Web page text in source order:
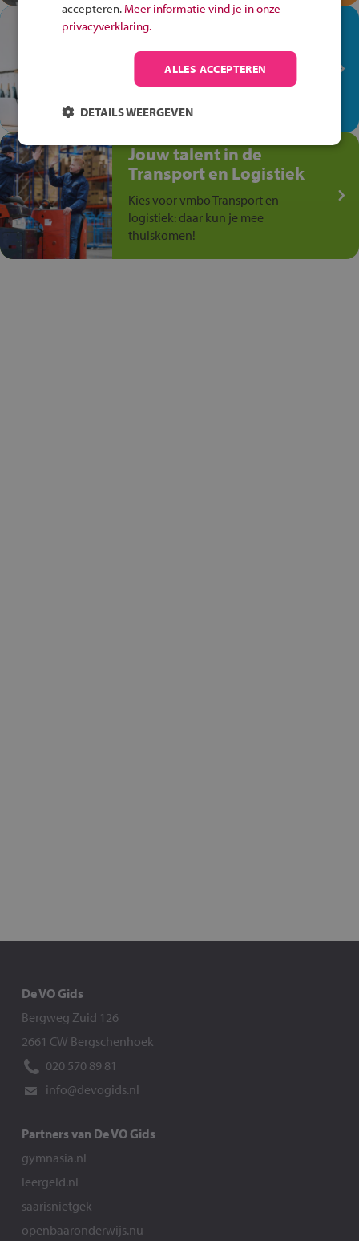
In de winkel ben je op je
plek!
Ontdek via het vmbo jouw talent
op de winkelvloer, waar elke dag
anders is!
Jouw talent in de
Transport en Logistiek
Kies voor vmbo Transport en
logistiek: daar kun je mee
thuiskomen!
De VO Gids
Bergweg Zuid 126
2661 CW Bergschenhoek
020 570 89 81
info@devogids.nl
Partners van De VO Gids
gymnasia.nl
leergeld.nl
saarisnietgek
openbaaronderwijs.nu
accepteren. Meer informatie vind je in onze
privacyverklaring.
ALLES ACCEPTEREN
DETAILS WEERGEVEN